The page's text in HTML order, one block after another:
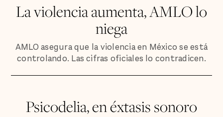
La violencia aumenta, AMLO lo
niega
AMLO asegura que la violencia en México se está
controlando. Las cifras oficiales lo contradicen.
Psicodelia, en éxtasis sonoro